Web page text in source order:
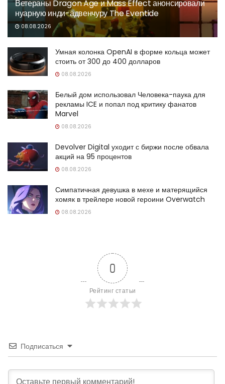
Ветераны Dragon Age и Mass Effect анонсировали
нуарную инди-адвенчуру The Eventide
08.08.2026
Умная колонка OpenAI в форме кольца может
стоить от 300 до 400 долларов
08.08.2026
Белый дом использовал Человека-паука для
рекламы ICE и попал под критику фанатов
Marvel
08.08.2026
Devolver Digital уходит с биржи после обвала
акций на 95 процентов
08.08.2026
Симпатичная девушка в мехе и матерящийся
хомяк в трейлере новой героини Overwatch
08.08.2026
0
Рейтинг статьи
Подписаться